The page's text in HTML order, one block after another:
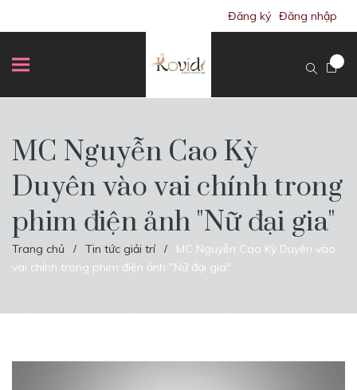
Đăng ký Đăng nhập
MC Nguyễn Cao Kỳ
Duyên vào vai chính trong
phim điện ảnh "Nữ đại gia"
Trang chủ / Tin tức giải trí /
MC Nguyễn Cao Kỳ Duyên vào
vai chính trong phim điện ảnh "Nữ đại gia"